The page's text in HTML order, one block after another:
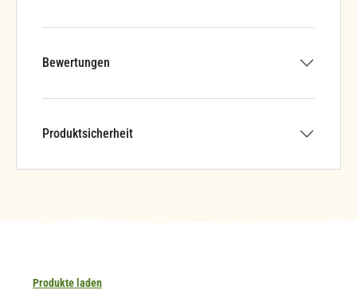
Bewertungen
Produktsicherheit
Produkte laden